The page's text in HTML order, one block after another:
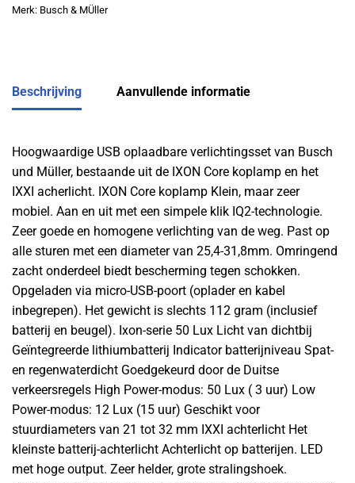
Merk: Busch & MÜller
Beschrijving Aanvullende informatie
Hoogwaardige USB oplaadbare verlichtingsset van Busch
und Müller, bestaande uit de IXON Core koplamp en het
IXXI acherlicht. IXON Core koplamp Klein, maar zeer
mobiel. Aan en uit met een simpele klik IQ2-technologie.
Zeer goede en homogene verlichting van de weg. Past op
alle sturen met een diameter van 25,4-31,8mm. Omringend
zacht onderdeel biedt bescherming tegen schokken.
Opgeladen via micro-USB-poort (oplader en kabel
inbegrepen). Het gewicht is slechts 112 gram (inclusief
batterij en beugel). Ixon-serie 50 Lux Licht van dichtbij
Geïntegreerde lithiumbatterij Indicator batterijniveau Spat-
en regenwaterdicht Goedgekeurd door de Duitse
verkeersregels High Power-modus: 50 Lux ( 3 uur) Low
Power-modus: 12 Lux (15 uur) Geschikt voor
stuurdiameters van 21 tot 32 mm IXXI achterlicht Het
kleinste batterij-achterlicht Achterlicht op batterijen. LED
met hoge output. Zeer helder, grote stralingshoek.